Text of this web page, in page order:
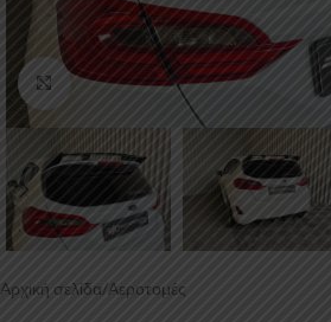
Κάντε κλικ για μεγέθυνση
Αρχική σελίδα/Αεροτομές